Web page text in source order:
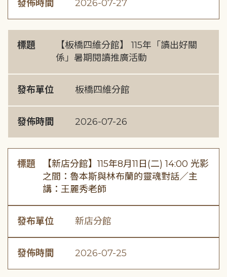
發佈時間 2026-07-27
標題
【板橋四維分館】 115年「讀出好關
係」暑期閱讀推廣活動
發布單位 板橋四維分館
發佈時間 2026-07-26
標題
【新店分館】115年8月11日(二) 14:00 光影
之間：魯本斯與林布蘭的靈魂對話／主
講：王麗秀老師
發布單位 新店分館
發佈時間 2026-07-25